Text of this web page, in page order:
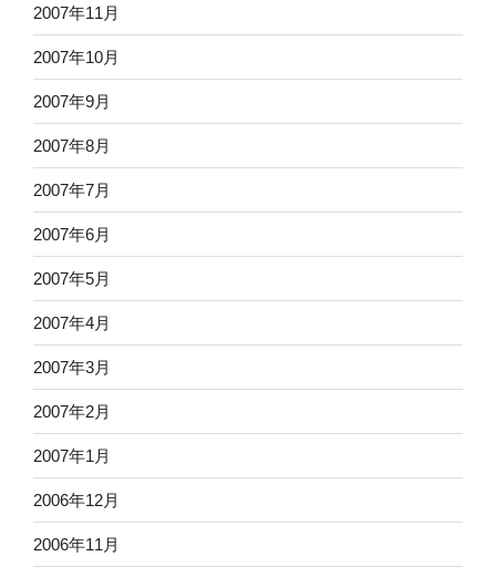
2007年11月
2007年10月
2007年9月
2007年8月
2007年7月
2007年6月
2007年5月
2007年4月
2007年3月
2007年2月
2007年1月
2006年12月
2006年11月